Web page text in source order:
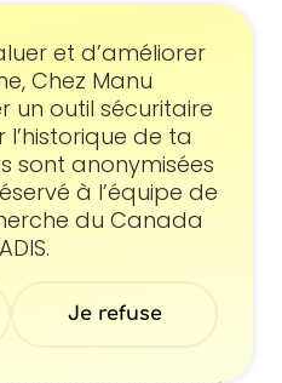
et d’améliorer
Chez Manu
un outil sécuritaire
de ta
sont anonymisées
à l’équipe de
du Canada
Je refuse
Action
Télécharger
proposées par
Health Alliance